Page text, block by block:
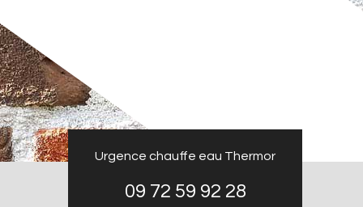
Urgence chauffe eau Thermor
09 72 59 92 28